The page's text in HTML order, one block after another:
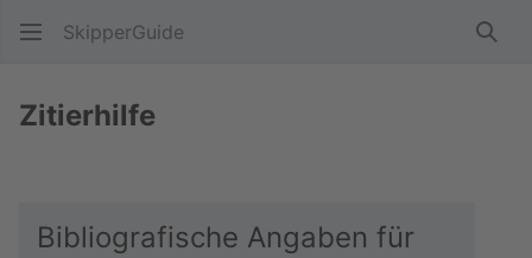
SkipperGuide
Zitierhilfe
Bibliografische Angaben für